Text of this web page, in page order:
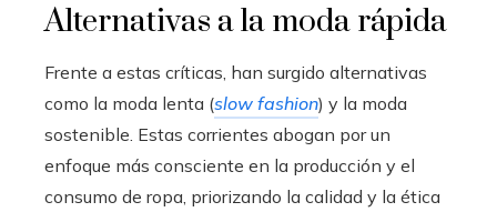
Alternativas a la moda rápida
Frente a estas críticas, han surgido alternativas
como la moda lenta (slow fashion) y la moda
sostenible. Estas corrientes abogan por un
enfoque más consciente en la producción y el
consumo de ropa, priorizando la calidad y la ética